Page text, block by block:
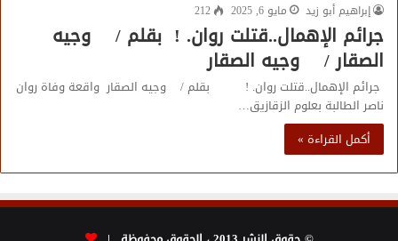
إبراهيم أبو زيد
مايو 6, 2025 212
جرائم الإهمال..قتلت روان. ! بقلم / وجيه
الصقار / وجيه الصقار
جرائم الإهمال..قتلت روان. ! بقلم / وجيه الصقار واقعة وفاة روان
ناصر الطالبة بعلوم الزقازيق…
أكمل القراءة »